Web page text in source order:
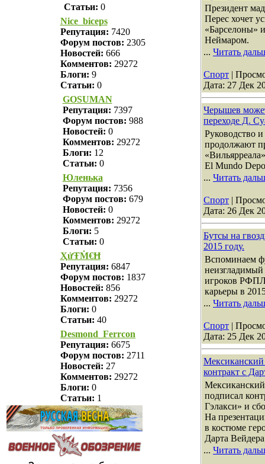
Статьи: 0
Nice_biceps
Репутация: 7420
Форум постов: 2305
Новостей: 666
Комментов: 29272
Блоги: 9
Статьи: 0
GOSUMAN
Репутация: 7397
Форум постов: 988
Новостей: 0
Комментов: 29272
Блоги: 12
Статьи: 0
Юленька
Репутация: 7356
Форум постов: 679
Новостей: 0
Комментов: 29272
Блоги: 5
Статьи: 0
ҲửŦṀ€Ħ
Репутация: 6847
Форум постов: 1837
Новостей: 856
Комментов: 29272
Блоги: 0
Статьи: 40
Desmond_Ferrcon
Репутация: 6675
Форум постов: 2711
Новостей: 27
Комментов: 29272
Блоги: 0
Статьи: 1
Президент
Перес хочет
«Барселоны»
Неймаром.
... Читать
Спорт |
Дата: 27 Дек
Черышев
переходе Д.
Руководство
продолжают
El Mundo
... Читать
Спорт |
Дата: 26 Дек
Бутсы на
2015 году.
Вспоминаем
неизгладимый
игроков
карьеры в
... Читать
Спорт |
Дата: 25 Дек
контракт с
подписал
Гэлакси» и
На
в костюме
Дарта
... Читать